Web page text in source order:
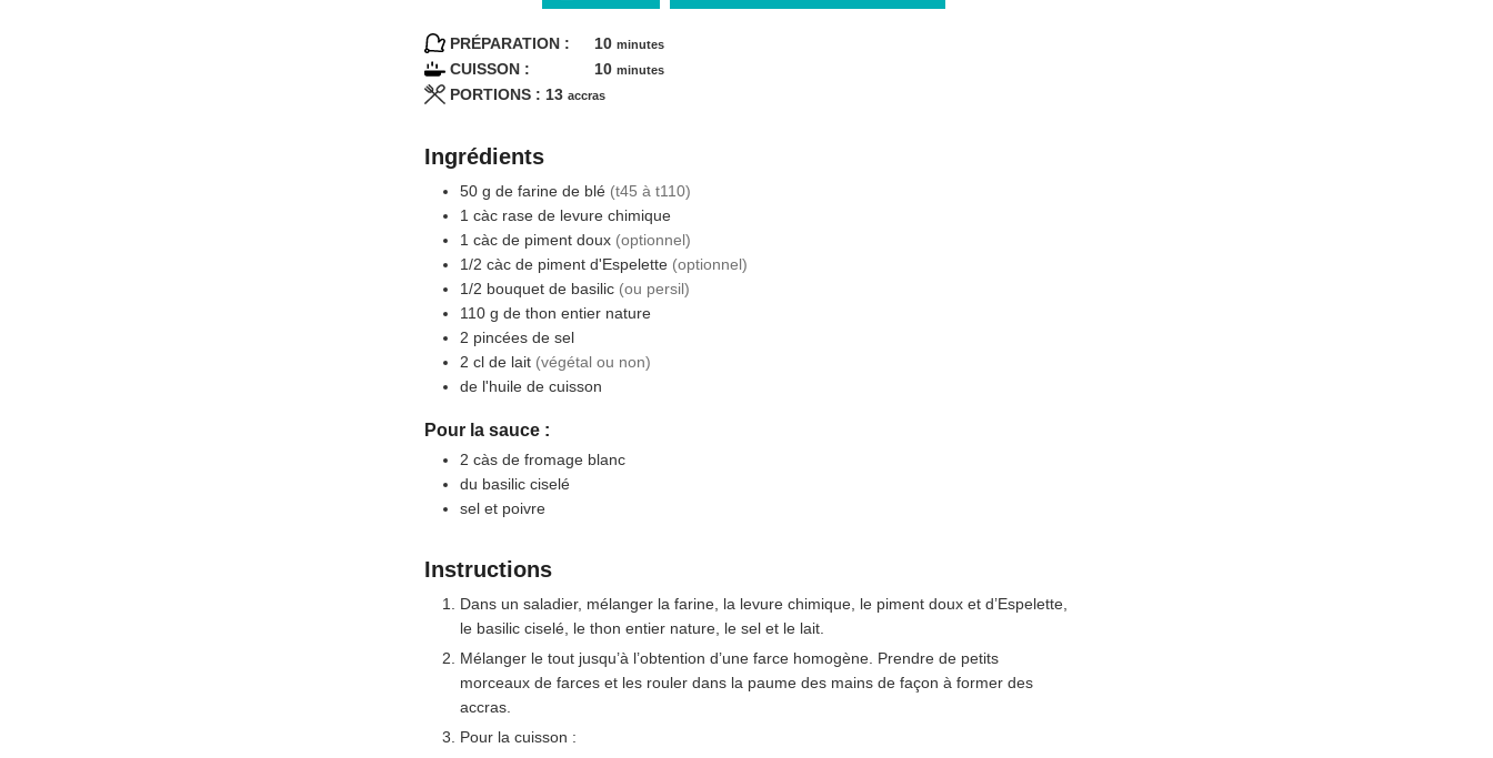
PRÉPARATION : 10minutes
minutes
CUISSON : 10minutes
minutes
PORTIONS : 13 accras
Ingrédients
50 g de farine de blé (t45 à t110)
1 càc rase de levure chimique
1 càc de piment doux (optionnel)
1/2 càc de piment d'Espelette (optionnel)
1/2 bouquet de basilic (ou persil)
110 g de thon entier nature
2 pincées de sel
2 cl de lait (végétal ou non)
de l'huile de cuisson
Pour la sauce :
2 càs de fromage blanc
du basilic ciselé
sel et poivre
Instructions
Dans un saladier, mélanger la farine, la levure chimique, le piment doux et d’Espelette,
le basilic ciselé, le thon entier nature, le sel et le lait.
Mélanger le tout jusqu’à l’obtention d’une farce homogène. Prendre de petits
morceaux de farces et les rouler dans la paume des mains de façon à former des
accras.
Pour la cuisson :